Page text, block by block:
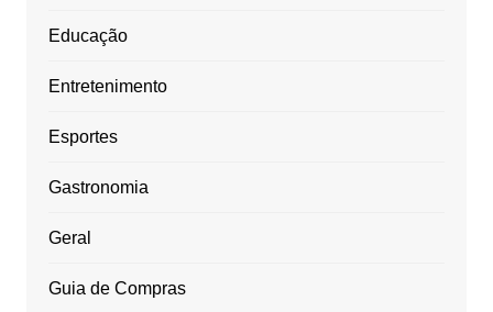
Educação
Entretenimento
Esportes
Gastronomia
Geral
Guia de Compras